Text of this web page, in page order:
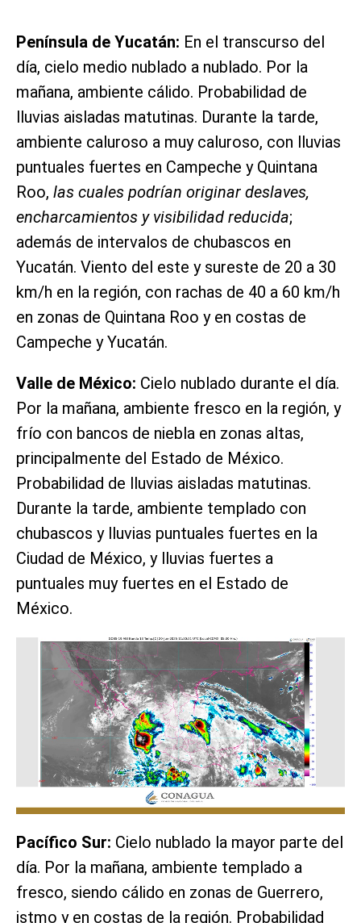
Península de Yucatán: En el transcurso del
día, cielo medio nublado a nublado. Por la
mañana, ambiente cálido. Probabilidad de
lluvias aisladas matutinas. Durante la tarde,
ambiente caluroso a muy caluroso, con lluvias
puntuales fuertes en Campeche y Quintana
Roo, las cuales podrían originar deslaves,
encharcamientos y visibilidad reducida;
además de intervalos de chubascos en
Yucatán. Viento del este y sureste de 20 a 30
km/h en la región, con rachas de 40 a 60 km/h
en zonas de Quintana Roo y en costas de
Campeche y Yucatán.
Valle de México: Cielo nublado durante el día.
Por la mañana, ambiente fresco en la región, y
frío con bancos de niebla en zonas altas,
principalmente del Estado de México.
Probabilidad de lluvias aisladas matutinas.
Durante la tarde, ambiente templado con
chubascos y lluvias puntuales fuertes en la
Ciudad de México, y lluvias fuertes a
puntuales muy fuertes en el Estado de
México.
Pacífico Sur: Cielo nublado la mayor parte del
día. Por la mañana, ambiente templado a
fresco, siendo cálido en zonas de Guerrero,
istmo y en costas de la región. Probabilidad